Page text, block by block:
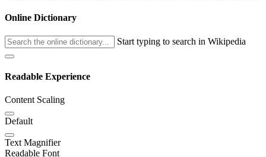
Online Dictionary
Start typing to search in Wikipedia
Readable Experience
Content Scaling
Default
Text Magnifier
Readable Font